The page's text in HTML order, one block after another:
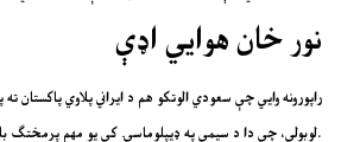
نور خان هوايي اډې
راپورونه وايي چې سعودي الوتکو هم د ایراني پلاوي پاکستان
لوبولی، چې دا د سیمې په ډیپلوماسۍ کې یو مهم پرمختګ بلل کېږي.